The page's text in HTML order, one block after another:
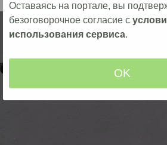
Оставаясь на портале, вы
безоговорочное согласие с
использования сервиса.
OK